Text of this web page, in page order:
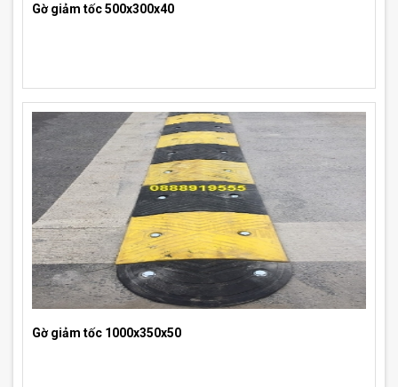
Gờ giảm tốc 500x300x40
Gờ giảm tốc 1000x350x50